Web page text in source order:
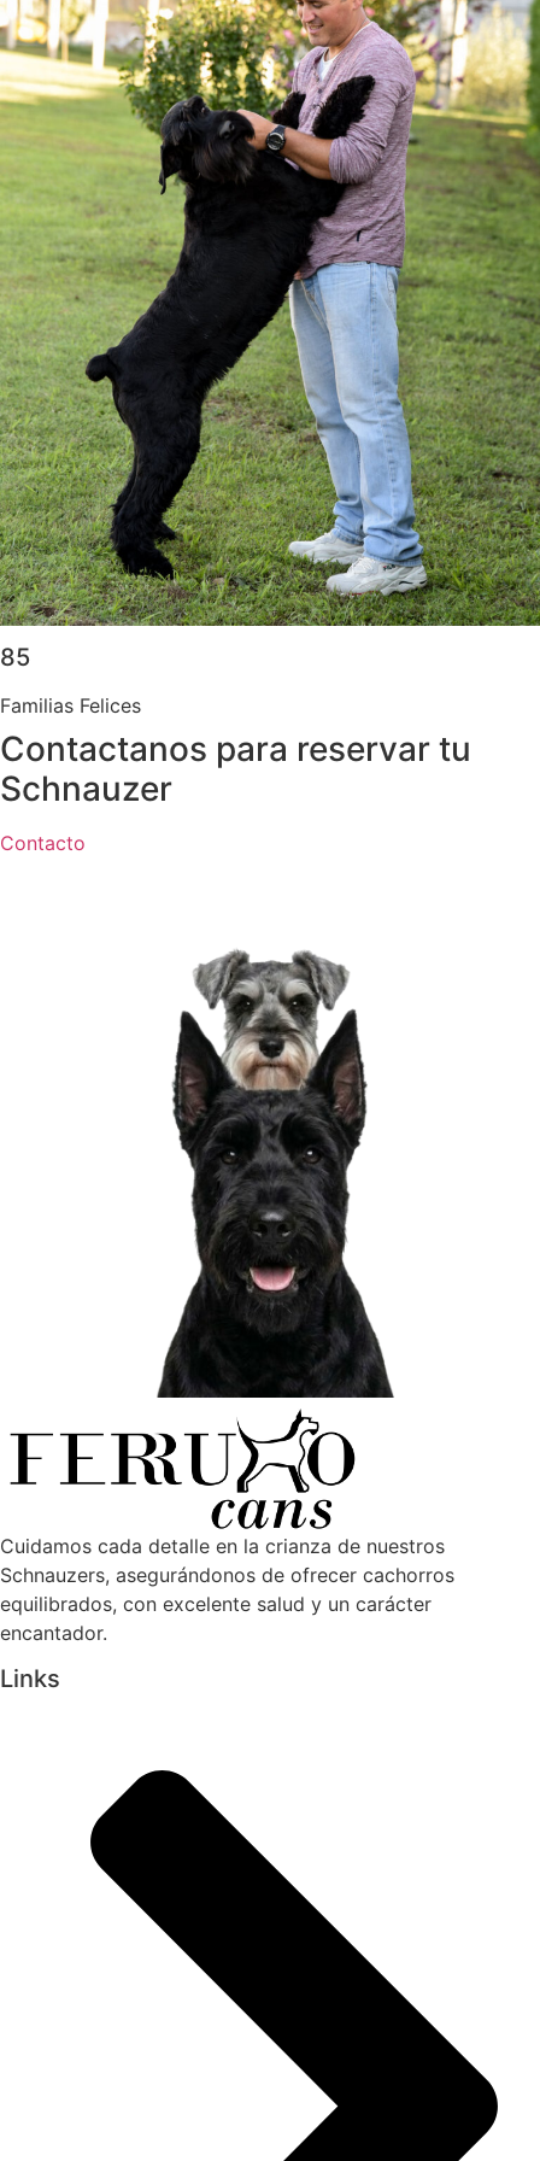
85
Familias Felices
Contactanos para reservar tu
Schnauzer
Contacto
Cuidamos cada detalle en la crianza de nuestros
Schnauzers, asegurándonos de ofrecer cachorros
equilibrados, con excelente salud y un carácter
encantador.
Links